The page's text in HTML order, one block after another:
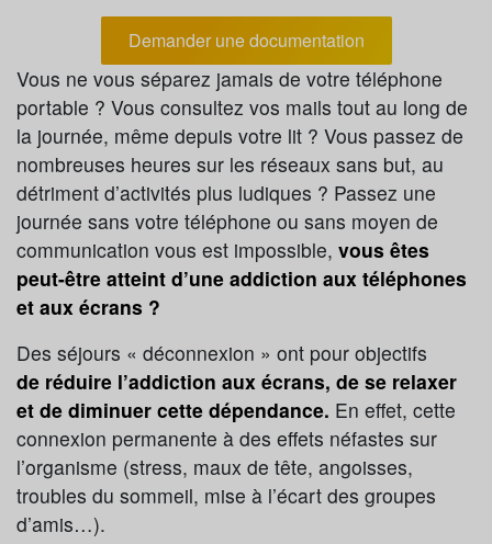
Demander une documentation
Vous ne vous séparez jamais de votre téléphone
portable ? Vous consultez vos mails tout au long de
la journée, même depuis votre lit ? Vous passez de
nombreuses heures sur les réseaux sans but, au
détriment d’activités plus ludiques ? Passez une
journée sans votre téléphone ou sans moyen de
communication vous est impossible, vous êtes
peut-être atteint d’une addiction aux téléphones
et aux écrans ?
Des séjours « déconnexion » ont pour objectifs
de réduire l’addiction aux écrans, de se relaxer
et de diminuer cette dépendance. En effet, cette
connexion permanente à des effets néfastes sur
l’organisme (stress, maux de tête, angoisses,
troubles du sommeil, mise à l’écart des groupes
d’amis…).